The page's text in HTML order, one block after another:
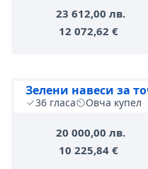
23 612,00 лв.
12 072,62 €
Зелени навеси за
36 гласа Овча купел
20 000,00 лв.
10 225,84 €